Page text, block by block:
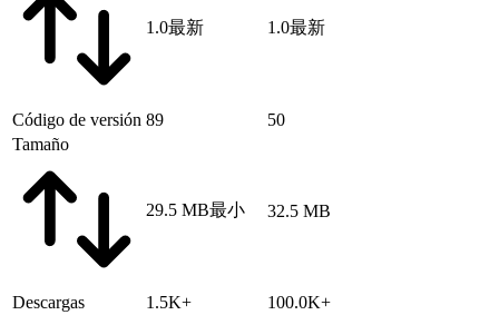
1.0最新 1.0最新
Código de versión 89
50
Tamaño
29.5 MB最小 32.5 MB
Descargas 1.5K+ 100.0K+